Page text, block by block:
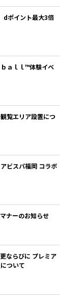
dポイント最大3倍
ａｌｌ™体験イベ
覧エリア設置につ
ビスパ福岡 コラボ
ナーのお知らせ
ならびに プレミア
ついて